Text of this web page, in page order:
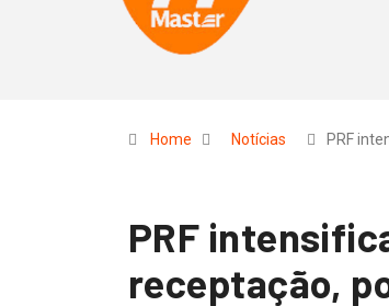
Home Notícias PRF
PRF
receptação,